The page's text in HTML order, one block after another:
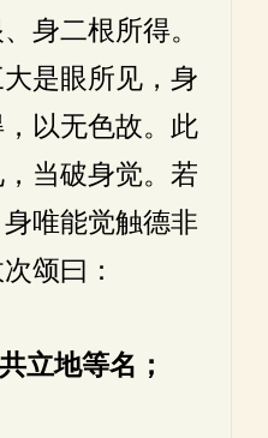
身二根所得。
是眼所见，身
以无色故。此
当破身觉。若
唯能觉触德非
颂曰：
立地等名；